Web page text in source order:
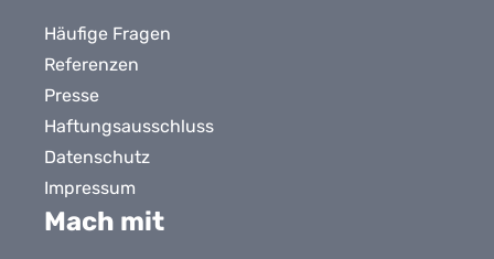
Häufige Fragen
Referenzen
Presse
Haftungsausschluss
Datenschutz
Impressum
Mach mit